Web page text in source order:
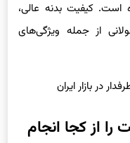
است. کیفیت بدنه عالی،
از جمله ویژگی‌های
را از کجا انجام